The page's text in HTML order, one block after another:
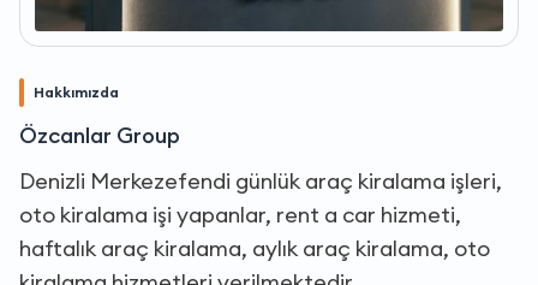
Hakkımızda
Özcanlar Group
Denizli Merkezefendi günlük araç kiralama işleri,
oto kiralama işi yapanlar, rent a car hizmeti,
haftalık araç kiralama, aylık araç kiralama, oto